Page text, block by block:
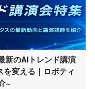
のAIトレンド講演
変える｜ロボティ
~